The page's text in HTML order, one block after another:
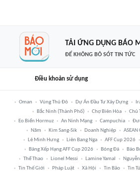
TẢI ỨNG DỤNG BÁO
ĐỂ KHÔNG BỎ SÓT TIN TỨC
Điều khoản sử dụng
Oman Vùng Thủ Đô Dự Án Đầu Tư Xây Dựng
Bắc Ninh (thành Phố)
Chợ Biên Hòa Chủ
Eo Biển Hormuz
An Ninh Mạng Campuchia
Năm
Kim Sang-Sik Doanh Nghiệp
Lê Minh Hưng
Liên Bang Nga AFF Cup 2026
Bảng Xếp Hạng AFF Cup 2026
Bóng Đá Báo
Thể Thao
Lionel Messi Lamine Yamal
Tin Thế Giới
Pháp Luật Xã Hội Tin Bão Tin